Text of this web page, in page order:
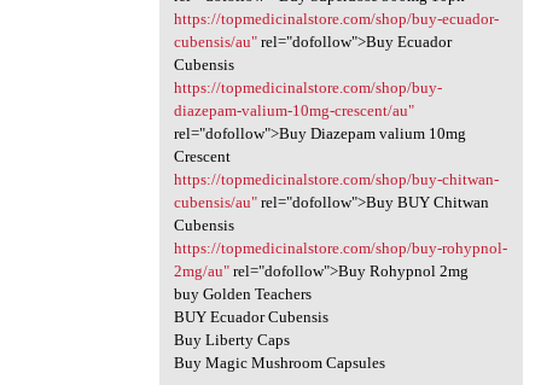
https://topmedicinalstore.com/shop/buy-ecuador-
cubensis/au"rel="dofollow">Buy Ecuador
Cubensis
https://topmedicinalstore.com/shop/buy-
diazepam-valium-10mg-crescent/au"
rel="dofollow">Buy Diazepam valium 10mg
Crescent
https://topmedicinalstore.com/shop/buy-chitwan-
cubensis/au"rel="dofollow">Buy BUY Chitwan
Cubensis
https://topmedicinalstore.com/shop/buy-rohypnol-
2mg/au"rel="dofollow">Buy Rohypnol 2mg
buy Golden Teachers
BUY Ecuador Cubensis
Buy Liberty Caps
Buy Magic Mushroom Capsules